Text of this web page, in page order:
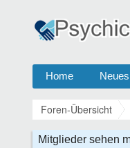
Home Neues
Foren-Übersicht